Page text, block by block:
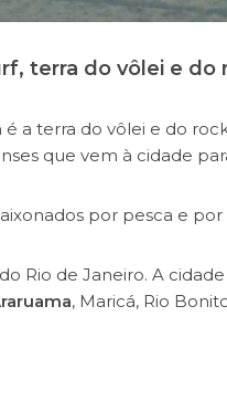
terra do vôlei e do
a terra do vôlei e do
que vem à cidade
por pesca e
do Rio de Janeiro. A
, Maricá, Rio